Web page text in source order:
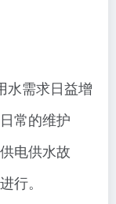
水需求日益增
常的维护
电供水故
行。